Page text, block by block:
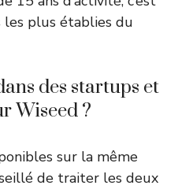
les plus établies du
des startups et
Wiseed ?
sur la même
de traiter les deux